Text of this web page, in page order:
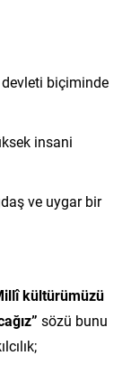
biçiminde
insani
ve uygar bir
kültürümüzü
sözü bunu